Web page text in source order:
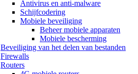
Antivirus en anti-malware
Schijfcodering
Mobiele beveiliging
Beheer mobiele apparaten
Mobiele bescherming
Beveiliging van het delen van bestanden
Firewalls
Routers